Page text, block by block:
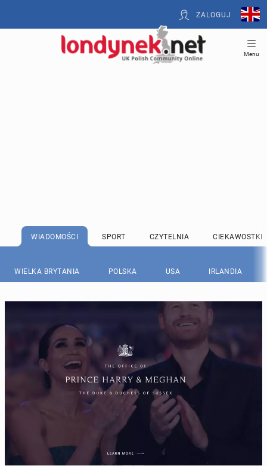
ZALOGUJ
Menu
WIADOMOŚCI SPORT CZYTELNIA CIEKAWOSTKI
WIELKA BRYTANIA POLSKA USA IRLANDIA